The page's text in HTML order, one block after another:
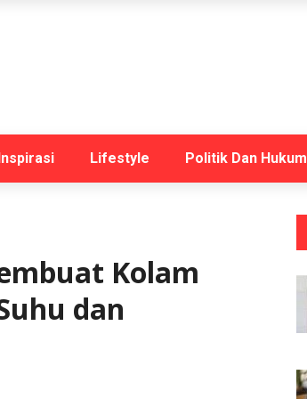
Lifestyle Politik Dan Hukum
Kolam
dan